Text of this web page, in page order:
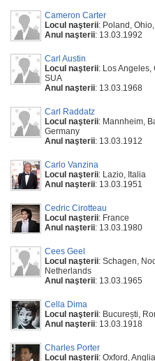
Cameron Carter
Locul naşterii: Poland,
Anul naşterii: 13.03.1992
Carl Austin
Locul naşterii: Los Angeles,
SUA
Anul naşterii: 13.03.1968
Carl Raddatz
Locul naşterii: Mannheim,
Germany
Anul naşterii: 13.03.1912
Carlo Vanzina
Locul naşterii: Lazio, Italia
Anul naşterii: 13.03.1951
Cedric Cirotteau
Locul naşterii: France
Anul naşterii: 13.03.1980
Cees Geel
Locul naşterii: Schagen,
Netherlands
Anul naşterii: 13.03.1965
Cella Dima
Locul naşterii: București,
Anul naşterii: 13.03.1918
Charles Porter
Locul naşterii: Oxford,